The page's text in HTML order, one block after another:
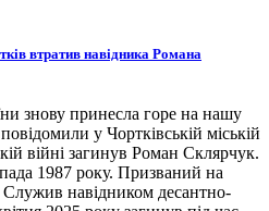
втратив навідника Романа
знову принесла горе на нашу
у Чортківській міській
війні загинув Роман Склярчук.
1987 року. Призваний на
навідником десантно-